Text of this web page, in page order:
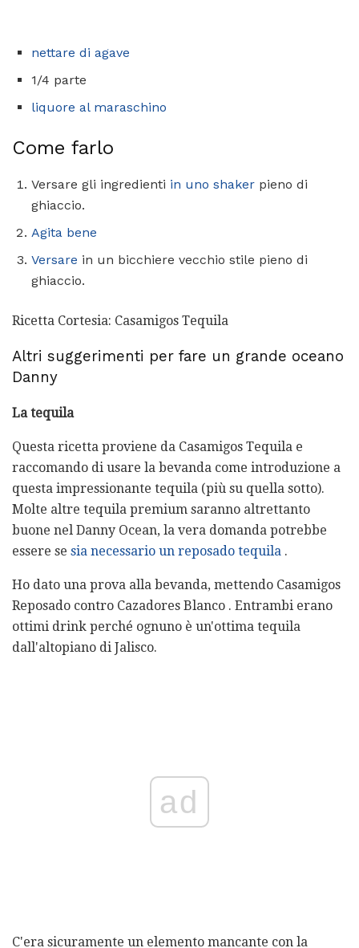
nettare di agave
1/4 parte
liquore al maraschino
Come farlo
Versare gli ingredienti in uno shaker pieno di
ghiaccio.
Agita bene
Versare in un bicchiere vecchio stile pieno di
ghiaccio.
Ricetta Cortesia: Casamigos Tequila
Altri suggerimenti per fare un grande oceano
Danny
La tequila
Questa ricetta proviene da Casamigos Tequila e
raccomando di usare la bevanda come introduzione a
questa impressionante tequila (più su quella sotto).
Molte altre tequila premium saranno altrettanto
buone nel Danny Ocean, la vera domanda potrebbe
essere se sia necessario un reposado tequila .
Ho dato una prova alla bevanda, mettendo Casamigos
Reposado contro Cazadores Blanco . Entrambi erano
ottimi drink perché ognuno è un'ottima tequila
dall'altopiano di Jalisco.
ad
C'era sicuramente un elemento mancante con la